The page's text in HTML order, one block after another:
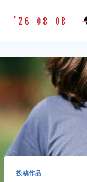
胶
味
LETSFILM
'26 08 08
投稿作品